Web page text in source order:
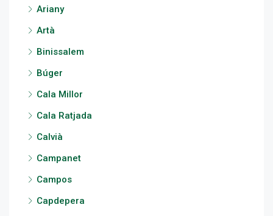
Ariany
Artà
Binissalem
Búger
Cala Millor
Cala Ratjada
Calvià
Campanet
Campos
Capdepera